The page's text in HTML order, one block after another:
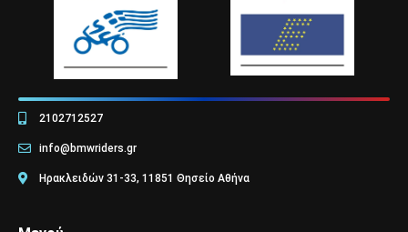
2102712527
info@bmwriders.gr
Ηρακλειδών 31-33, 11851 Θησείο Αθήνα